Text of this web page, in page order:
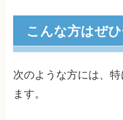
こんな方はぜ
次のような方には、
ます。